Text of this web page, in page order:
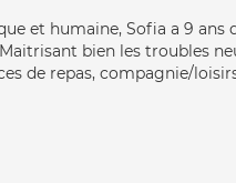
et humaine, Sofia a 9 ans
bien les troubles
de repas, compagnie/